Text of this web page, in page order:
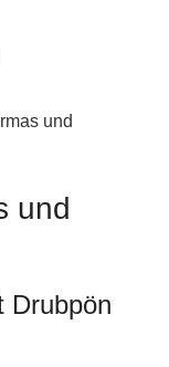
und
und
Drubpön